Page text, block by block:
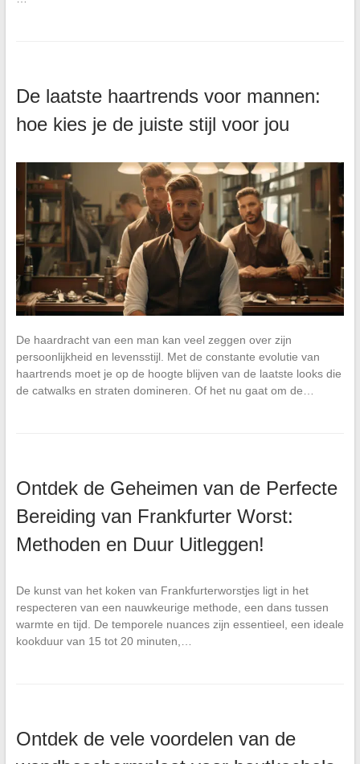
De laatste haartrends voor mannen:
hoe kies je de juiste stijl voor jou
De haardracht van een man kan veel zeggen over zijn
persoonlijkheid en levensstijl. Met de constante evolutie van
haartrends moet je op de hoogte blijven van de laatste looks die
de catwalks en straten domineren. Of het nu gaat om de…
Ontdek de Geheimen van de Perfecte
Bereiding van Frankfurter Worst:
Methoden en Duur Uitleggen!
De kunst van het koken van Frankfurterworstjes ligt in het
respecteren van een nauwkeurige methode, een dans tussen
warmte en tijd. De temporele nuances zijn essentieel, een ideale
kookduur van 15 tot 20 minuten,…
Ontdek de vele voordelen van de